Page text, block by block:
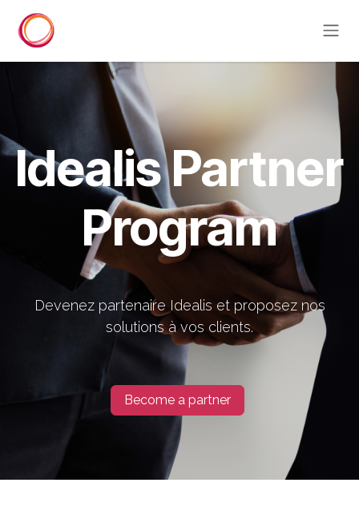
Idealis Partner
Program
Devenez partenaire Idealis et proposez nos
solutions à vos clients.
Become a partner